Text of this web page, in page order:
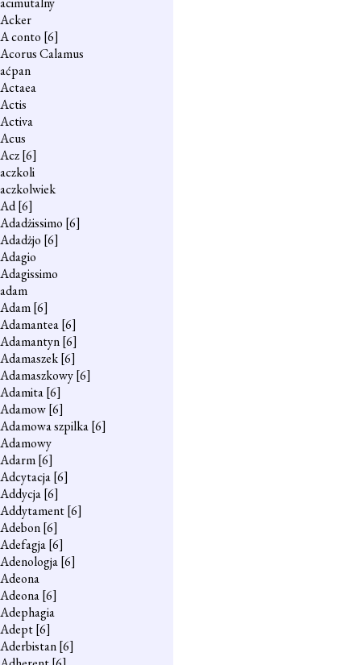
Acker
A conto [6]
Acorus Calamus
aćpan
Actaea
Actis
Activa
Acus
Acz[6]
aczkoli
aczkolwiek
Ad[6]
Adadżissimo [6]
Adadżjo [6]
Adagio
Adagissimo
adam
Adam[6]
Adamantea[6]
Adamantyn[6]
Adamaszek[6]
Adamaszkowy[6]
Adamita[6]
Adamow[6]
Adamowa szpilka[6]
Adamowy
Adarm[6]
Adcytacja[6]
Addycja[6]
Addytament[6]
Adebon[6]
Adefagja[6]
Adenologja[6]
Adeona
Adeona[6]
Adephagia
Adept[6]
Aderbistan[6]